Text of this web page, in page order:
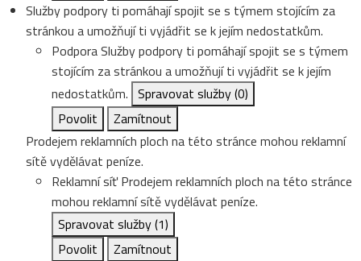
Služby podpory ti pomáhají spojit se s týmem stojícím za
stránkou a umožňují ti vyjádřit se k jejím nedostatkům.
PodporaSlužby podpory ti pomáhají spojit se s týmem
stojícím za stránkou a umožňují ti vyjádřit se k jejím
nedostatkům. Spravovat služby(0)
Povolit
Zamítnout
Prodejem reklamních ploch na této stránce mohou reklamní
sítě vydělávat peníze.
Reklamní síť Prodejem reklamních ploch na této stránce
mohou reklamní sítě vydělávat peníze.
Spravovat služby(1)
Povolit
Zamítnout